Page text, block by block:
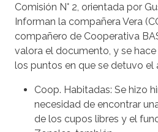
Comisión N° 2, orientada por
Informan la compañera Vera
compañero de Cooperativa
valora el documento, y se
los puntos en que se detuvo el
Coop. Habitadas: Se hizo
necesidad de encontrar
de los cupos libres y el